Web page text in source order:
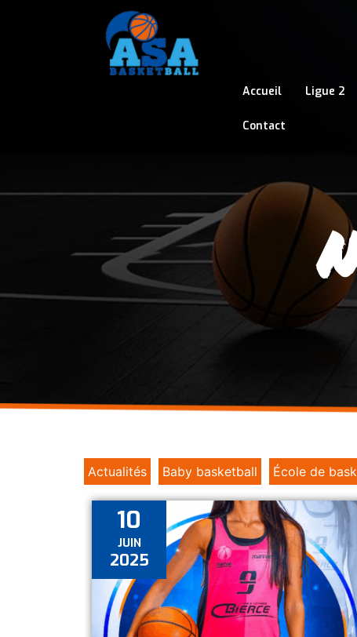
Accueil Ligue 2
Contact
Actualités Baby basketball École de
10
JUIN
2025